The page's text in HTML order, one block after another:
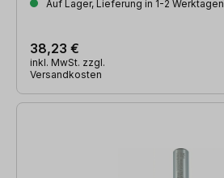
Auf Lager, Lieferung in 1-2 Werktagen
38,23 €
inkl. MwSt. zzgl.
Versandkosten